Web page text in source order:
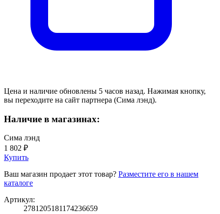
Цена и наличие обновлены 5 часов назад. Нажимая кнопку,
вы переходите на сайт партнера (Сима лэнд).
Наличие в магазинах:
Сима лэнд
1 802 ₽
Купить
Ваш магазин продает этот товар? Разместите его в нашем
каталоге
Артикул:
2781205181174236659